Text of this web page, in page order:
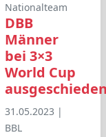
Nationalteam
DBB
Männer
bei 3×3
World Cup
31.05.2023 |
BBL